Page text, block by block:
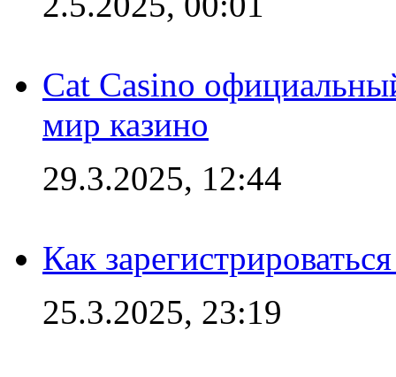
Cat Casino
мир казино
29.3.2025, 12:44
Как
25.3.2025, 23:19